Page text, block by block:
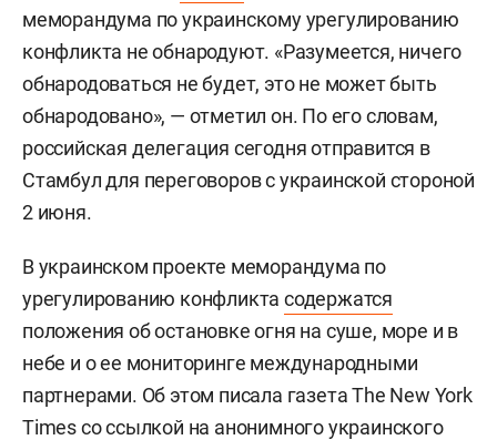
меморандума по украинскому урегулированию
конфликта не обнародуют. «Разумеется, ничего
обнародоваться не будет, это не может быть
обнародовано», — отметил он. По его словам,
российская делегация сегодня отправится в
Стамбул для переговоров с украинской стороной
2 июня.
В украинском проекте меморандума по
урегулированию конфликтасодержатся
положения об остановке огня на суше, море и в
небе и о ее мониторинге международными
партнерами. Об этом писала газета The New York
Times со ссылкой на анонимного украинского